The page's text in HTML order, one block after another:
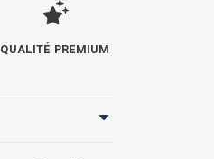
QUALITÉ PREMIUM